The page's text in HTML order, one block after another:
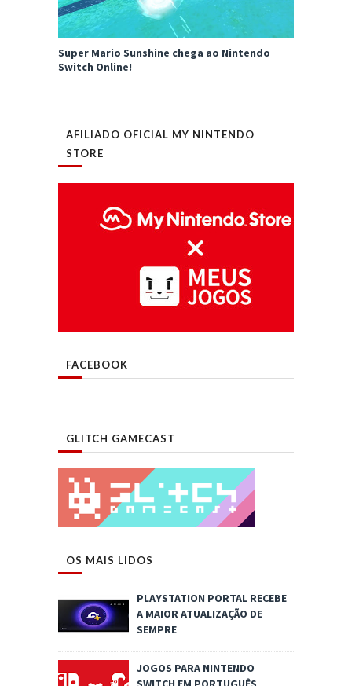
Super Mario Sunshine chega ao Nintendo
Switch Online!
AFILIADO OFICIAL MY NINTENDO
STORE
FACEBOOK
GLITCH GAMECAST
OS MAIS LIDOS
PLAYSTATION PORTAL RECEBE
A MAIOR ATUALIZAÇÃO DE
SEMPRE
JOGOS PARA NINTENDO